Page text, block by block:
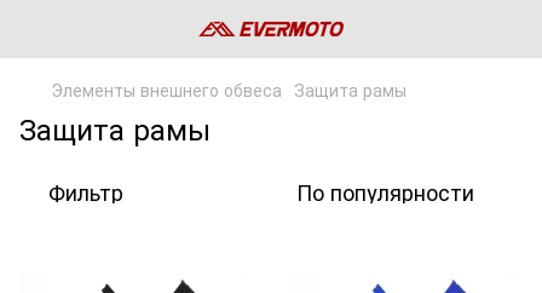
Элементы внешнего обвеса Защита рамы
Защита рамы
Фильтр По популярности